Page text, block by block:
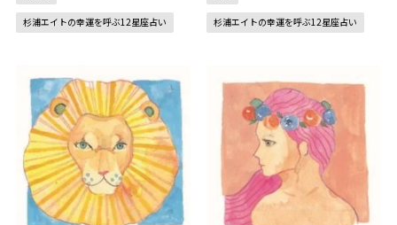
杉浦エイトの幸運を呼ぶ12星座占い 杉浦エイトの幸運を呼ぶ12星座占い